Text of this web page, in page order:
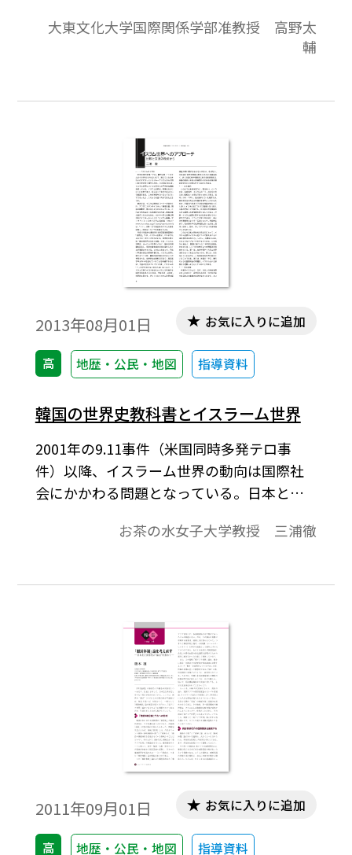
て，外国語の固有名詞を表記することの難
大東文化大学国際関係学部准教授 高野太
輔
2013年08月01日
高 地歴・公民・地図 指導資料
お気に入りに追加
韓国の世界史教科書とイスラーム世界
2001年の9.11事件（米国同時多発テロ事
件）以降、イスラーム世界の動向は国際社
会にかかわる問題となっている。日本と韓
いるが、エネルギー資源の点でも、家電製
にあり、政治面ではともにイラク戦争や戦
お茶の水女子大学教授 三浦徹
2011年09月01日
高 地歴・公民・地図 指導資料
お気に入りに追加